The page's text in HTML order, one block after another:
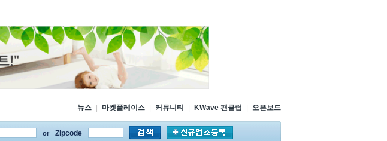
뉴스 마켓플레이스 커뮤니티 KWave 팬클럽 오픈보드
or Zipcode